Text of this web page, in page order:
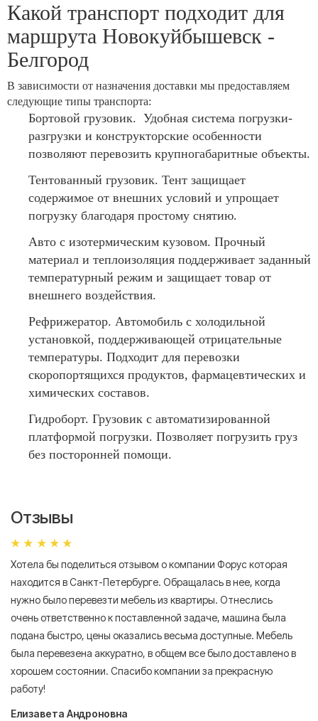
Какой транспорт подходит для
маршрута Новокуйбышевск -
Белгород
В зависимости от назначения доставки мы предоставляем
следующие типы транспорта:
Бортовой грузовик. Удобная система погрузки-
разгрузки и конструкторские особенности
позволяют перевозить крупногабаритные объекты.
Тентованный грузовик. Тент защищает
содержимое от внешних условий и упрощает
погрузку благодаря простому снятию.
Авто с изотермическим кузовом. Прочный
материал и теплоизоляция поддерживает заданный
температурный режим и защищает товар от
внешнего воздействия.
Рефрижератор. Автомобиль с холодильной
установкой, поддерживающей отрицательные
температуры. Подходит для перевозки
скоропортящихся продуктов, фармацевтических и
химических составов.
Гидроборт. Грузовик с автоматизированной
платформой погрузки. Позволяет погрузить груз
без посторонней помощи.
Отзывы
Хотела бы поделиться отзывом о компании Форус которая
находится в Санкт-Петербурге. Обращалась в нее, когда
нужно было перевезти мебель из квартиры. Отнеслись
очень ответственно к поставленной задаче, машина была
подана быстро, цены оказались весьма доступные. Мебель
была перевезена аккуратно, в общем все было доставлено в
хорошем состоянии. Спасибо компании за прекрасную
работу!
Елизавета Андроновна